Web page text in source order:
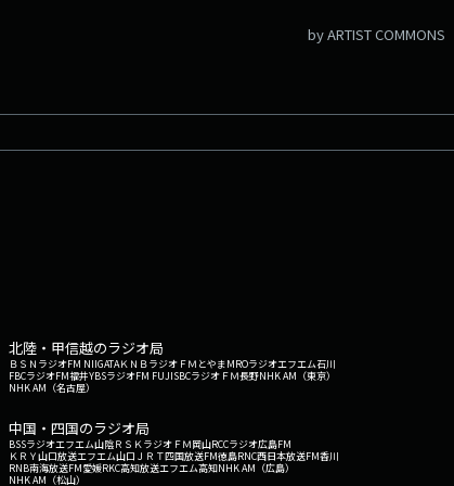
by ARTIST COMMONS
北陸・甲信越のラジオ局
ＢＳＮラジオFM NIIGATAＫＮＢラジオ ＦＭとやまMROラジオエフエム石川
FBCラジオFM福井YBSラジオFM FUJISBCラジオ ＦＭ長野NHK AM（東京）
NHK AM（名古屋）
中国・四国のラジオ局
BSSラジオエフエム山陰ＲＳＫラジオ ＦＭ岡山RCCラジオ広島FM
ＫＲＹ山口放送エフエム山口 ＪＲＴ四国放送FM徳島RNC西日本放送FM香川
RNB南海放送FM愛媛RKC高知放送エフエム高知NHK AM（広島）
NHK AM（松山）